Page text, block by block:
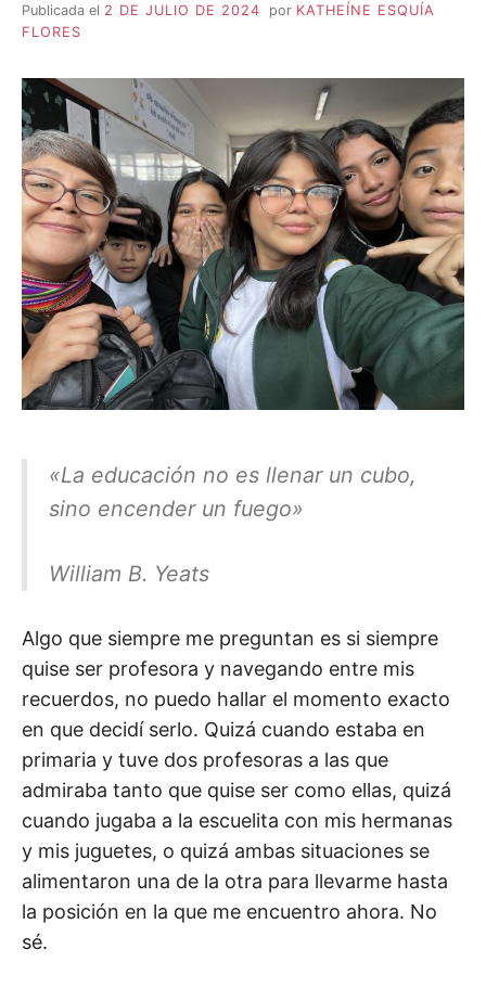
Publicada el 2 DE JULIO DE 2024 por KATHEÍNE ESQUÍA
FLORES
«La educación no es llenar un cubo,
sino encender un fuego»
William B. Yeats
Algo que siempre me preguntan es si siempre
quise ser profesora y navegando entre mis
recuerdos, no puedo hallar el momento exacto
en que decidí serlo. Quizá cuando estaba en
primaria y tuve dos profesoras a las que
admiraba tanto que quise ser como ellas, quizá
cuando jugaba a la escuelita con mis hermanas
y mis juguetes, o quizá ambas situaciones se
alimentaron una de la otra para llevarme hasta
la posición en la que me encuentro ahora. No
sé.